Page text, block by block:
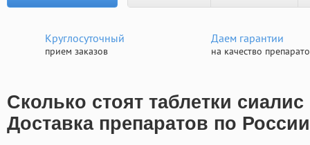
Круглосуточный
прием заказов
Даем гарантии
на качество
Сколько стоят таблетки
Доставка препаратов по России